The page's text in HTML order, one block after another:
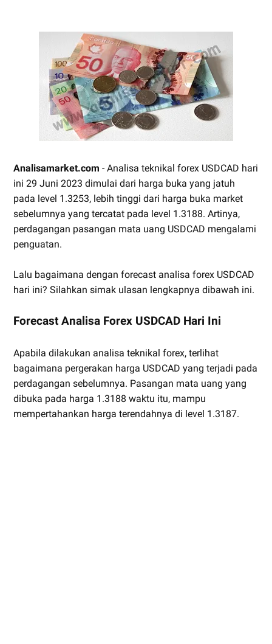
Analisamarket.com - Analisa teknikal forex USDCAD hari
ini 29 Juni 2023 dimulai dari harga buka yang jatuh
pada level 1.3253, lebih tinggi dari harga buka market
sebelumnya yang tercatat pada level 1.3188. Artinya,
perdagangan pasangan mata uang USDCAD mengalami
penguatan.
Lalu bagaimana dengan forecast analisa forex USDCAD
hari ini? Silahkan simak ulasan lengkapnya dibawah ini.
Forecast Analisa Forex USDCAD Hari Ini
Apabila dilakukan analisa teknikal forex, terlihat
bagaimana pergerakan harga USDCAD yang terjadi pada
perdagangan sebelumnya. Pasangan mata uang yang
dibuka pada harga 1.3188 waktu itu, mampu
mempertahankan harga terendahnya di level 1.3187.